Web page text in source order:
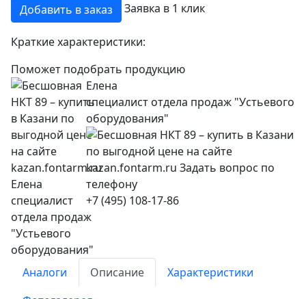
Добавить в заказ Заявка в 1 клик
Краткие характеристики:
Поможет подобрать продукцию
Елена
специалист отдела продаж "Устьевого
оборудования"
+7 (495) 108-17-86
Аналоги Описание
Характеристики